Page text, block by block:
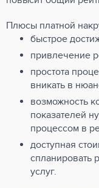
Плюсы платной
быстрое
привлечение
простота
вникать в
возможность
показателей
процессом в
доступная
спланировать
услуг.